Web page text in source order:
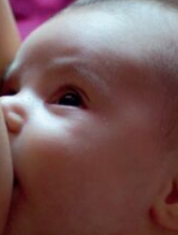
o życiu na Ziemi. Jaguar w ciele,
przygodzie, która niczym strzała
istotą ludzką. Opowiedziana
osoby, która po nią sięgnie, i
jesteśmy. - dr Christiane
DARLING KHAN jest
w duchu rdzennej tradycji), który
i szamanek z całego świata. Został
europejska) oraz
nauczycieli ucieleśnionej
Movement Medicine